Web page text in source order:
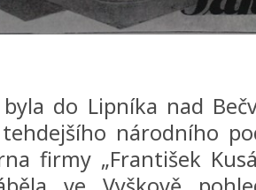
do Lipníka nad
národního
firmy „František